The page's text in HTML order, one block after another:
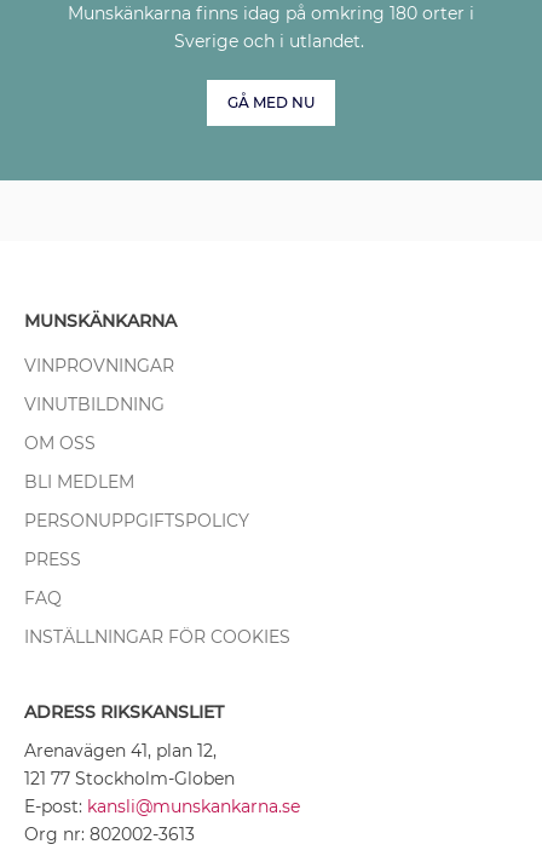
Munskänkarna finns idag på omkring 180 orter i
Sverige och i utlandet.
GÅ MED NU
MUNSKÄNKARNA
VINPROVNINGAR
VINUTBILDNING
OM OSS
BLI MEDLEM
PERSONUPPGIFTSPOLICY
PRESS
FAQ
INSTÄLLNINGAR FÖR COOKIES
ADRESS RIKSKANSLIET
Arenavägen 41, plan 12,
121 77 Stockholm-Globen
E-post: kansli@munskankarna.se
Org nr: 802002-3613